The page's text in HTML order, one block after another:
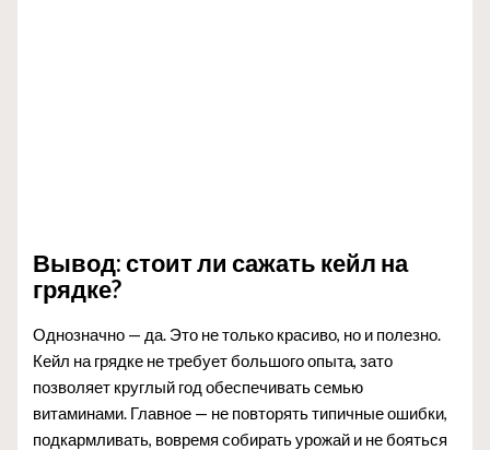
Вывод: стоит ли сажать кейл на
грядке?
Однозначно — да. Это не только красиво, но и полезно.
Кейл на грядке не требует большого опыта, зато
позволяет круглый год обеспечивать семью
витаминами. Главное — не повторять типичные ошибки,
подкармливать, вовремя собирать урожай и не бояться